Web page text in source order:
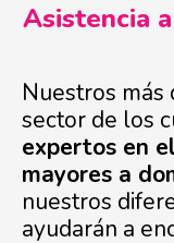
Asistencia
Nuestros más
sector de los
expertos en
mayores a
nuestros
ayudarán a